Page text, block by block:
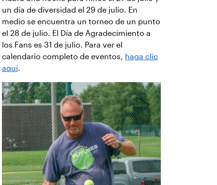
un día de diversidad el 29 de julio. En
medio se encuentra un torneo de un punto
el 28 de julio. El Día de Agradecimiento a
los Fans es 31 de julio. Para ver el
calendario completo de eventos, haga clic
aquí.